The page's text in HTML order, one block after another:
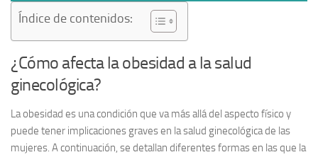
Índice de contenidos:
¿Cómo afecta la obesidad a la salud
ginecológica?
La obesidad es una condición que va más allá del aspecto físico y
puede tener implicaciones graves en la salud ginecológica de las
mujeres. A continuación, se detallan diferentes formas en las que la